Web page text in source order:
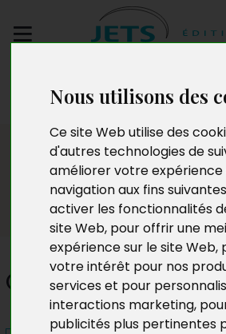
Nous utilisons des
Ce site Web utilise des
d'autres technologies de
améliorer votre expérience
navigation aux fins
activer les fonctionnalités
site Web, pour offrir une
expérience sur le site Web,
votre intérêt pour nos
services et pour
interactions marketing,
publicités plus pertinentes
manuscrit
Presse
Conscience